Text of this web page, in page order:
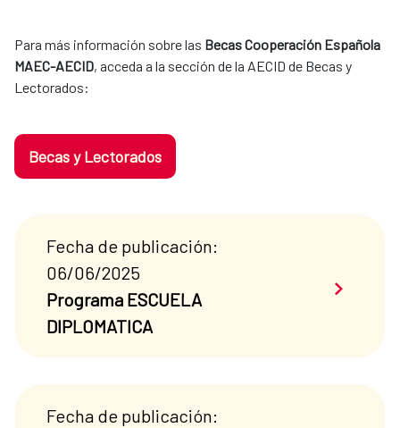
Para más información sobre las Becas Cooperación Española
MAEC-AECID, acceda a la sección de la AECID de Becas y
Lectorados:
Becas y Lectorados
Fecha de publicación:
06/06/2025
Programa ESCUELA
DIPLOMATICA
Saber
Fecha de publicación: